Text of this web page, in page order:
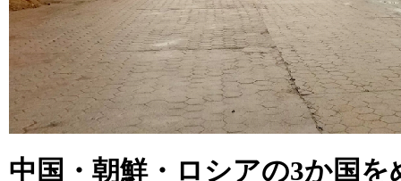
中国・朝鮮・ロシアの3か国